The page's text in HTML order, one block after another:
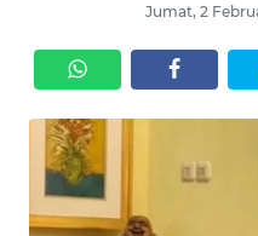
Jumat, 2
SERBA-
SERBI
OPINI
Informasi